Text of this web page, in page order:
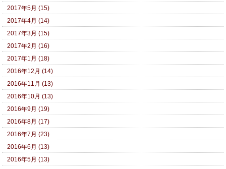
2017年5月 (15)
2017年4月 (14)
2017年3月 (15)
2017年2月 (16)
2017年1月 (18)
2016年12月 (14)
2016年11月 (13)
2016年10月 (13)
2016年9月 (19)
2016年8月 (17)
2016年7月 (23)
2016年6月 (13)
2016年5月 (13)